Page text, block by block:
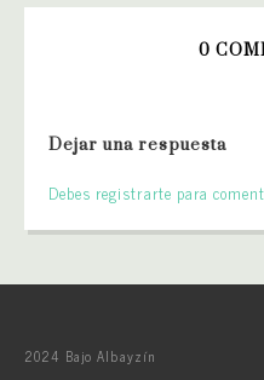
0
Dejar una respuesta
Debes registrarte para
2024 Bajo Albayzín